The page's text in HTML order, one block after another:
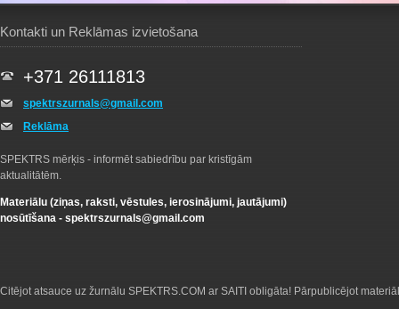
Kontakti un Reklāmas izvietošana
+371 26111813
spektrszurnals@gmail.com
Reklāma
SPEKTRS mērķis - informēt sabiedrību par kristīgām
aktualitātēm.
Materiālu (ziņas, raksti, vēstules, ierosinājumi, jautājumi)
nosūtīšana - spektrszurnals@gmail.com
Citējot atsauce uz žurnālu SPEKTRS.COM ar SAITI obligāta! Pārpublicējot